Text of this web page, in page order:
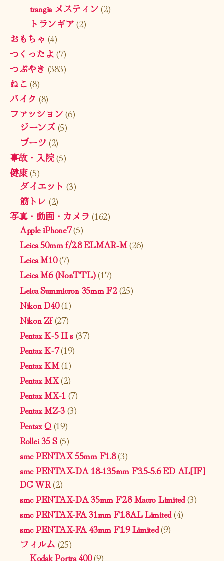
trangia メスティン(2)
トランギア(2)
おもちゃ (4)
つくったよ(7)
つぶやき (383)
ねこ (8)
バイク (8)
ファッション(6)
ジーンズ(5)
ブーツ (2)
事故・入院(5)
健康(5)
ダイエット (3)
筋トレ (2)
写真・動画・カメラ (162)
Apple iPhone7(5)
Leica 50mm f/2.8 ELMAR-M(26)
Leica M10(7)
Leica M6 (NonTTL)(17)
Leica Summicron 35mm F2(25)
Nikon D40(1)
Nikon Zf(27)
Pentax K-5 II s(37)
Pentax K-7(19)
Pentax KM(1)
Pentax MX(2)
Pentax MX-1 (7)
Pentax MZ-3(3)
Pentax Q(19)
Rollei 35 S(5)
smc PENTAX 55mm F1.8(3)
smc PENTAX-DA 18-135mm F3.5-5.6 ED AL[IF]
DC WR(2)
smc PENTAX-DA 35mm F2.8 Macro Limited(3)
smc PENTAX-FA 31mm F1.8AL Limited(4)
smc PENTAX-FA 43mm F1.9 Limited(9)
フィルム (25)
Kodak Portra 400(9)